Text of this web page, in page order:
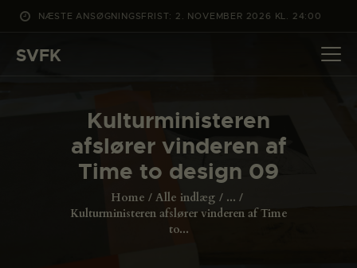
NÆSTE ANSØGNINGSFRIST: 2. NOVEMBER 2026 KL. 24:00
SVFK
Kulturministeren
afslører vinderen af
Time to design 09
Home Alle indlæg
...
Kulturministeren afslører vinderen af Time
to...
DET SKER
PROJEKTER
CHANNEL
OM SVFK